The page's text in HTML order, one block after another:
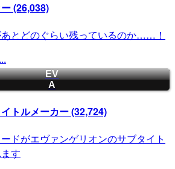
(26,038)
とどのぐらい残っているのか……！
...
EV
A
トルメーカー(32,724)
ドがエヴァンゲリオンのサブタイト
す